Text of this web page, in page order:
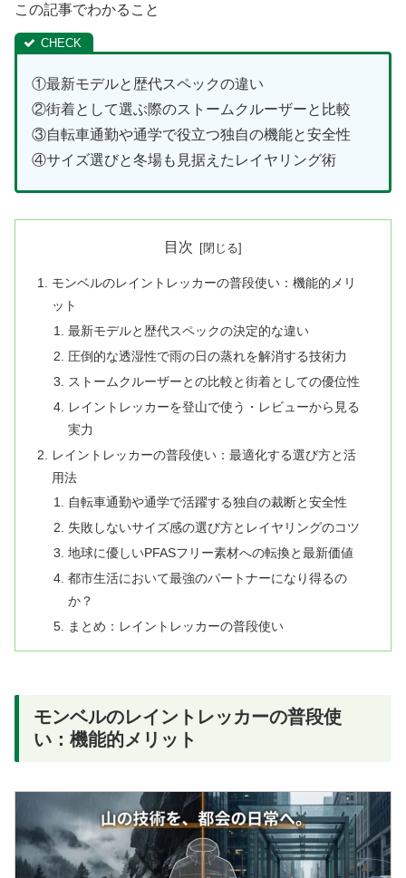
この記事でわかること
①最新モデルと歴代スペックの違い
②街着として選ぶ際のストームクルーザーと比較
③自転車通勤や通学で役立つ独自の機能と安全性
④サイズ選びと冬場も見据えたレイヤリング術
目次
モンベルのレイントレッカーの普段使い：機能的メリ
ット
最新モデルと歴代スペックの決定的な違い
圧倒的な透湿性で雨の日の蒸れを解消する技術力
ストームクルーザーとの比較と街着としての優位性
レイントレッカーを登山で使う・レビューから見る
実力
レイントレッカーの普段使い：最適化する選び方と活
用法
自転車通勤や通学で活躍する独自の裁断と安全性
失敗しないサイズ感の選び方とレイヤリングのコツ
地球に優しいPFASフリー素材への転換と最新価値
都市生活において最強のパートナーになり得るの
か？
まとめ：レイントレッカーの普段使い
モンベルのレイントレッカーの普段使
い：機能的メリット